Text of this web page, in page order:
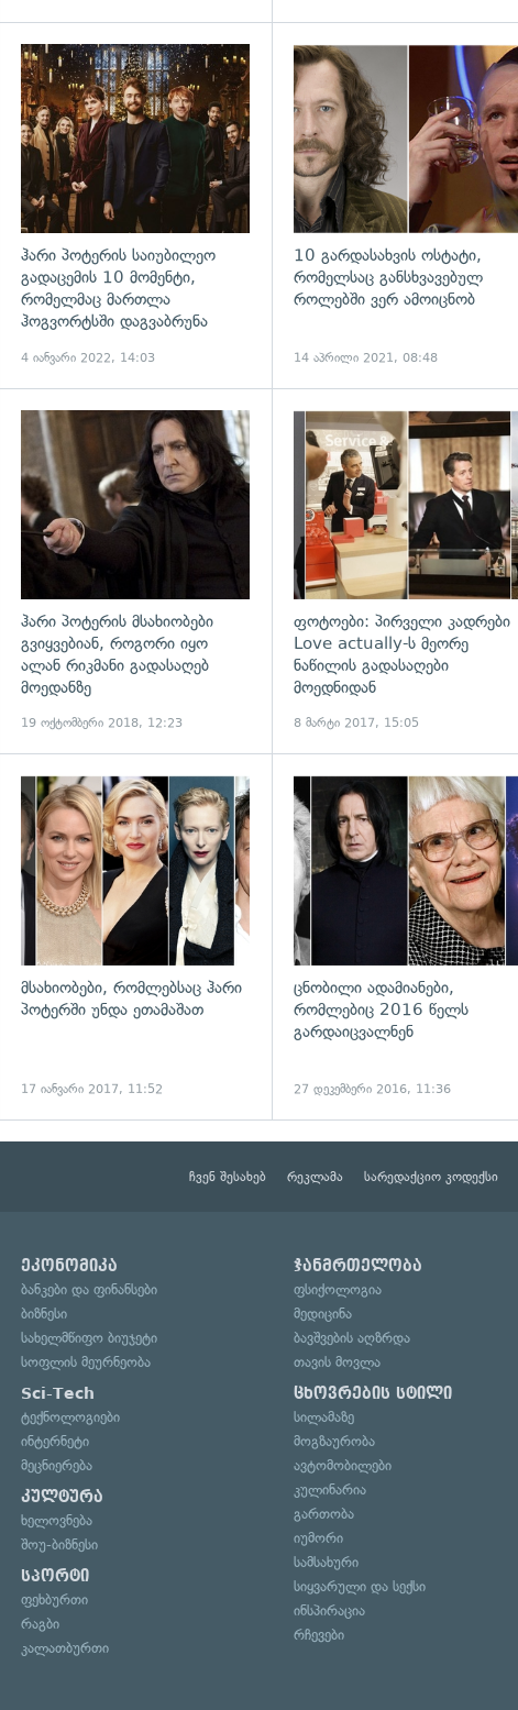
გადახედვა გადახედვა
ჰარი პოტერის საიუბილეო
გადაცემის 10 მომენტი,
რომელმაც მართლა
ჰოგვორტსში დაგვაბრუნა
4 იანვარი 2022, 14:03
10 გარდასახვის ოსტატი,
რომელსაც განსხვავებულ
როლებში ვერ ამოიცნობ
14 აპრილი 2021, 08:48
გადახედვა გადახედვა
ჰარი პოტერის მსახიობები
გვიყვებიან, როგორი იყო
ალან რიკმანი გადასაღებ
მოედანზე
19 ოქტომბერი 2018, 12:23
ფოტოები: პირველი კადრები
Love actually-ს მეორე
ნაწილის გადასაღები
მოედნიდან
8 მარტი 2017, 15:05
გადახედვა გადახედვა
მსახიობები, რომლებსაც ჰარი
პოტერში უნდა ეთამაშათ
17 იანვარი 2017, 11:52
ცნობილი ადამიანები,
რომლებიც 2016 წელს
გარდაიცვალნენ
27 დეკემბერი 2016, 11:36
ჩვენ შესახებ რეკლამა სარედაქციო კოდექსი
ეკონომიკა
ბანკები და ფინანსები
ბიზნესი
სახელმწიფო ბიუჯეტი
სოფლის მეურნეობა
Sci-Tech
ტექნოლოგიები
ინტერნეტი
მეცნიერება
კულტურა
ხელოვნება
შოუ-ბიზნესი
სპორტი
ფეხბურთი
რაგბი
კალათბურთი
ჯანმრთელობა
ფსიქოლოგია
მედიცინა
ბავშვების აღზრდა
თავის მოვლა
ცხოვრების სტილი
სილამაზე
მოგზაურობა
ავტომობილები
კულინარია
გართობა
იუმორი
სამსახური
სიყვარული და სექსი
ინსპირაცია
რჩევები